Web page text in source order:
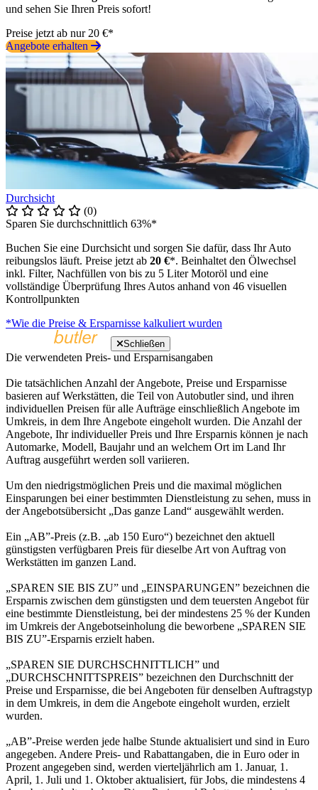
und sehen Sie Ihren Preis sofort!
Preise jetzt ab nur 20 €*
Angebote erhalten
Durchsicht
(0)
Sparen Sie durchschnittlich 63%*
Buchen Sie eine Durchsicht und sorgen Sie dafür, dass Ihr Auto
reibungslos läuft. Preise jetzt ab 20 €*. Beinhaltet den Ölwechsel
inkl. Filter, Nachfüllen von bis zu 5 Liter Motoröl und eine
vollständige Überprüfung Ihres Autos anhand von 46 visuellen
Kontrollpunkten
*Wie die Preise & Ersparnisse kalkuliert wurden
Schließen
Die verwendeten Preis- und Ersparnisangaben
Die tatsächlichen Anzahl der Angebote, Preise und Ersparnisse
basieren auf Werkstätten, die Teil von Autobutler sind, und ihren
individuellen Preisen für alle Aufträge einschließlich Angebote im
Umkreis, in dem Ihre Angebote eingeholt wurden. Die Anzahl der
Angebote, Ihr individueller Preis und Ihre Ersparnis können je nach
Automarke, Modell, Baujahr und an welchem Ort im Land Ihr
Auftrag ausgeführt werden soll variieren.
Um den niedrigstmöglichen Preis und die maximal möglichen
Einsparungen bei einer bestimmten Dienstleistung zu sehen, muss in
der Angebotsübersicht „Das ganze Land“ ausgewählt werden.
Ein „AB”-Preis (z.B. „ab 150 Euro“) bezeichnet den aktuell
günstigsten verfügbaren Preis für dieselbe Art von Auftrag von
Werkstätten im ganzen Land.
„SPAREN SIE BIS ZU” und „EINSPARUNGEN” bezeichnen die
Ersparnis zwischen dem günstigsten und dem teuersten Angebot für
eine bestimmte Dienstleistung, bei der mindestens 25 % der Kunden
im Umkreis der Angebotseinholung die beworbene „SPAREN SIE
BIS ZU”-Ersparnis erzielt haben.
„SPAREN SIE DURCHSCHNITTLICH” und
„DURCHSCHNITTSPREIS” bezeichnen den Durchschnitt der
Preise und Ersparnisse, die bei Angeboten für denselben Auftragstyp
in dem Umkreis, in dem die Angebote eingeholt wurden, erzielt
wurden.
„AB”-Preise werden jede halbe Stunde aktualisiert und sind in Euro
angegeben. Andere Preis- und Rabattangaben, die in Euro oder in
Prozent angegeben sind, werden vierteljährlich am 1. Januar, 1.
April, 1. Juli und 1. Oktober aktualisiert, für Jobs, die mindestens 4